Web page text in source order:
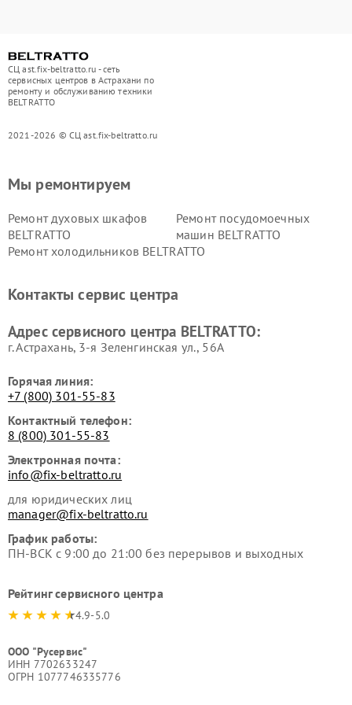
СЦ ast.fix-beltratto.ru - сеть
сервисных центров в Астрахани по
ремонту и обслуживанию техники
BELTRATTO
2021-2026 © СЦ ast.fix-beltratto.ru
Мы ремонтируем
Ремонт духовых шкафов
BELTRATTO
Ремонт посудомоечных
машин BELTRATTO
Ремонт холодильников BELTRATTO
Контакты сервис центра
Адрес сервисного центра BELTRATTO:
г. Астрахань, 3-я Зеленгинская ул., 56А
Горячая линия:
+7 (800) 301-55-83
Контактный телефон:
8 (800) 301-55-83
Электронная почта:
info@fix-beltratto.ru
для юридических лиц
manager@fix-beltratto.ru
График работы:
ПН-ВСК с 9:00 до 21:00 без перерывов и выходных
Рейтинг сервисного центра
4.9-5.0
ООО "Русервис"
ИНН 7702633247
ОГРН 1077746335776